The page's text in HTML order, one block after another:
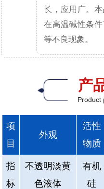
长，应用广。
在高温碱性条
等不良现象。
产
Product
项
目
外观
活性
物质
指
标
不透明淡黄
色液体
有机
硅